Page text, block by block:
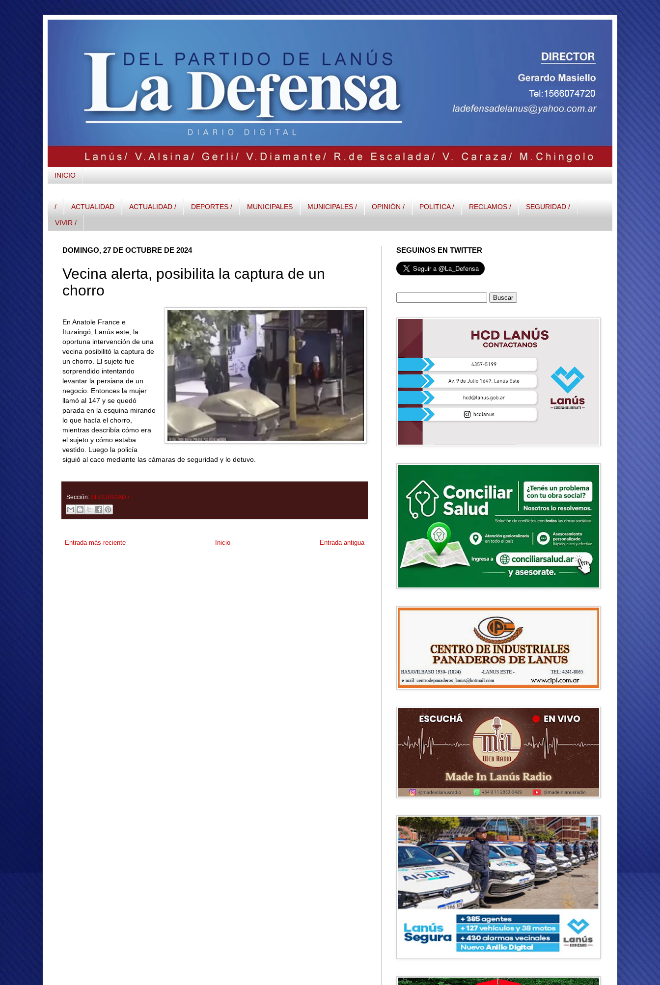
INICIO
/ ACTUALIDAD ACTUALIDAD / DEPORTES / MUNICIPALES MUNICIPALES / OPINIÓN / POLITICA / RECLAMOS / SEGURIDAD /
VIVIR /
DOMINGO, 27 DE OCTUBRE DE 2024
Vecina alerta, posibilita la captura de un
chorro
En Anatole France e
Ituzaingó, Lanús este, la
oportuna intervención de una
vecina posibilitó la captura de
un chorro. El sujeto fue
sorprendido intentando
levantar la persiana de un
negocio. Entonces la mujer
llamó al 147 y se quedó
parada en la esquina mirando
lo que hacía el chorro,
mientras describía cómo era
el sujeto y cómo estaba
vestido. Luego la policía
siguió al caco mediante las cámaras de seguridad y lo detuvo.
Sección: SEGURIDAD /
Entrada más reciente Entrada antigua
Inicio
SEGUINOS EN TWITTER